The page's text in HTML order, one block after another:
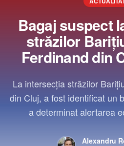
Bagaj suspect
străzilor
Ferdinand din
La intersecția străzilor
din Cluj, a fost identificat un
a determinat alertarea
Alexandru